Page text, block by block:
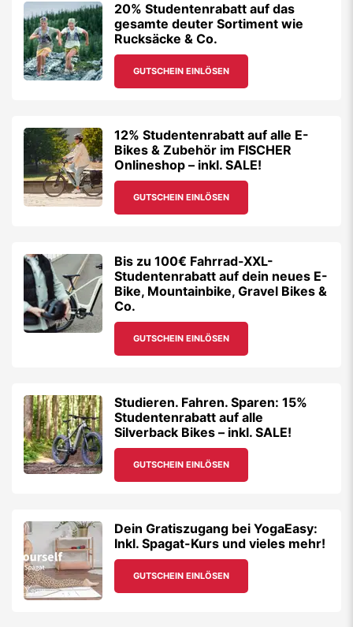
20% Studentenrabatt auf das
gesamte deuter Sortiment wie
Rucksäcke & Co.
GUTSCHEIN EINLÖSEN
12% Studentenrabatt auf alle E-
Bikes & Zubehör im FISCHER
Onlineshop – inkl. SALE!
GUTSCHEIN EINLÖSEN
Bis zu 100€ Fahrrad-XXL-
Studentenrabatt auf dein neues E-
Bike, Mountainbike, Gravel Bikes &
Co.
GUTSCHEIN EINLÖSEN
Studieren. Fahren. Sparen: 15%
Studentenrabatt auf alle
Silverback Bikes – inkl. SALE!
GUTSCHEIN EINLÖSEN
Dein Gratiszugang bei YogaEasy:
Inkl. Spagat-Kurs und vieles mehr!
GUTSCHEIN EINLÖSEN